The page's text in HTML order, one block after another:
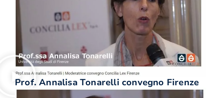
Prof. Annalisa Tonarelli convegno Firenze